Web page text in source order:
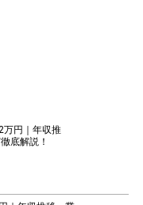
万円｜年収推
底解説！